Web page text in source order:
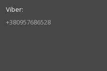
+380957686528